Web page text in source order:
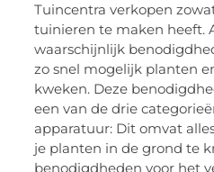
Tuincentra verkopen
tuinieren te maken heeft.
waarschijnlijk
zo snel mogelijk planten
kweken. Deze
een van de drie
apparatuur: Dit omvat
je planten in de grond te
benodigdheden voor het